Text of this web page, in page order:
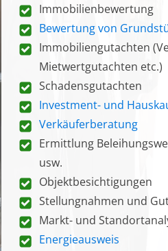
Immobilienbewertung
Bewertung von
Immobiliengutachten
Mietwertgutachten etc.)
Schadensgutachten
Investment- und
Verkäuferberatung
Ermittlung
usw.
Objektbesichtigungen
Stellungnahmen und
Markt- und
Energieausweis